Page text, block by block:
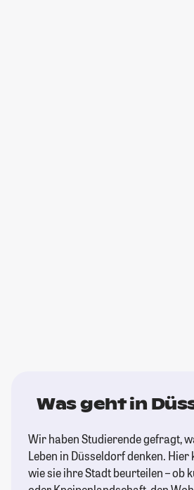
Was geht in
Wir haben Studierende gefragt,
Leben in Düsseldorf denken. Hier
wie sie ihre Stadt beurteilen – ob